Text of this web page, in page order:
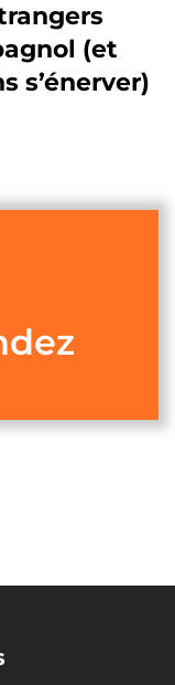
(et
s’énerver)